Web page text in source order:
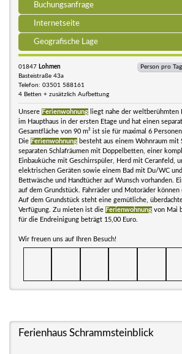
Buchungsanfrage
Internetseite
Geografische Lage
01847 Lohmen
Basteistraße 43a
Telefon: 03501 588161
4 Betten + zusätzlich Aufbettung
Person pro
Unsere Ferienwohnung liegt nahe der weltberühmten
im Haupthaus in der ersten Etage und hat einen
Gesamtfläche von 90 m² ist sie für maximal 6
Die Ferienwohnung besteht aus einem Wohnraum mit
separaten Schlafräumen mit Doppelbetten, einer
Einbauküche mit Geschirrspüler, Herd mit Ceranfeld,
elektrischen Geräten sowie einem Bad mit Du/WC
Bettwäsche und Handtücher auf Wunsch vorhanden.
auf dem Grundstück. Fahrräder und Motoräder können
Auf dem Grundstück steht eine gemütliche,
Verfügung. Zu mieten ist die Ferienwohnung von Mai
für die Endreinigung beträgt 15,00 Euro.
Wir freuen uns auf Ihren Besuch!
Ferienhaus Schrammsteinblick